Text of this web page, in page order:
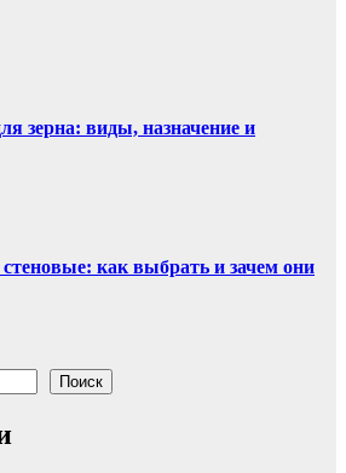
зерна: виды, назначение и
как выбрать и зачем они
Поиск